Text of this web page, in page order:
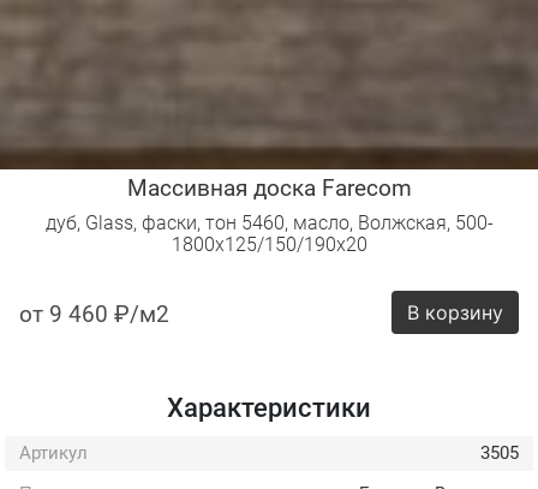
Массивная доска Farecom
дуб, Glass, фаски, тон 5460, масло, Волжская, 500-
1800х125/150/190х20
от 9 460 ₽/м2 В корзину
Характеристики
Артикул
3505